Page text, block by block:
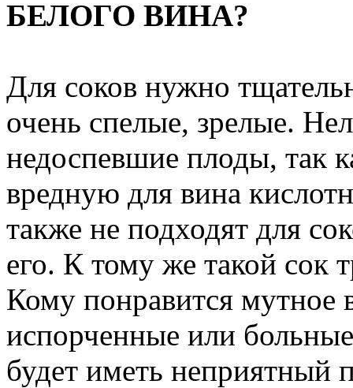
БЕЛОГО ВИНА?
Для соков нужно
очень спелые, зрелые.
недоспевшие плоды, так
вредную для вина
также не подходят для
его. К тому же такой сок
Кому понравится мутное
испорченные или
будет иметь неприятный